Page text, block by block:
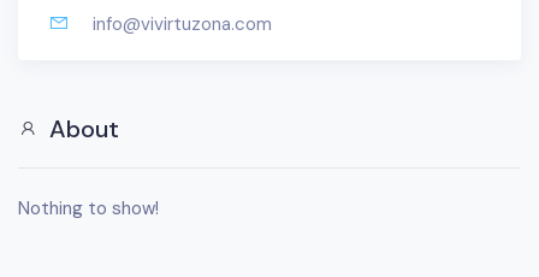
info@vivirtuzona.com
About
Nothing to show!